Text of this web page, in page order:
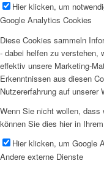
Hier klicken, um
Google Analytics Cookies
Diese Cookies sammeln
- dabei helfen zu verstehen,
effektiv unsere Marketing-
Erkenntnissen aus diesen
Nutzererfahrung auf unserer
Wenn Sie nicht wollen,
können Sie dies hier in
Hier klicken, um Google
Andere externe Dienste